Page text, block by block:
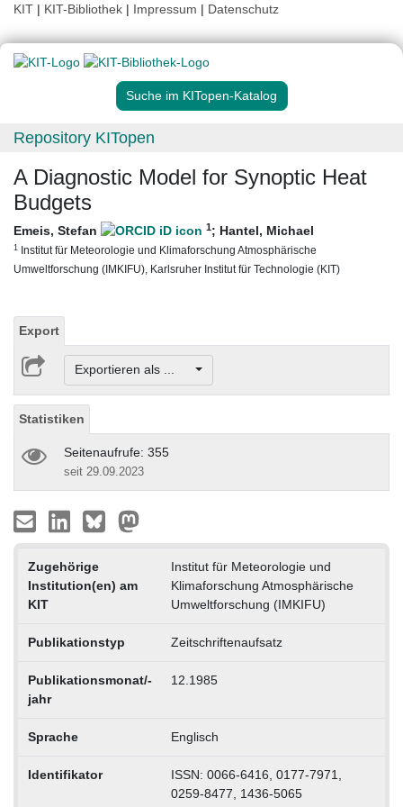
KIT | KIT-Bibliothek | Impressum | Datenschutz
Suche im KITopen-Katalog
Repository KITopen
A Diagnostic Model for Synoptic Heat
Budgets
Emeis, Stefan 1; Hantel, Michael
1 Institut für Meteorologie und Klimaforschung Atmosphärische
Umweltforschung (IMKIFU), Karlsruher Institut für Technologie (KIT)
Export
Exportieren als ...
Statistiken
Seitenaufrufe: 355
seit 29.09.2023
Zugehörige
Institution(en) am
KIT
Institut für Meteorologie und
Klimaforschung Atmosphärische
Umweltforschung (IMKIFU)
Publikationstyp Zeitschriftenaufsatz
Publikationsmonat/-
jahr
12.1985
Sprache Englisch
Identifikator
ISSN: 0066-6416, 0177-7971,
0259-8477, 1436-5065